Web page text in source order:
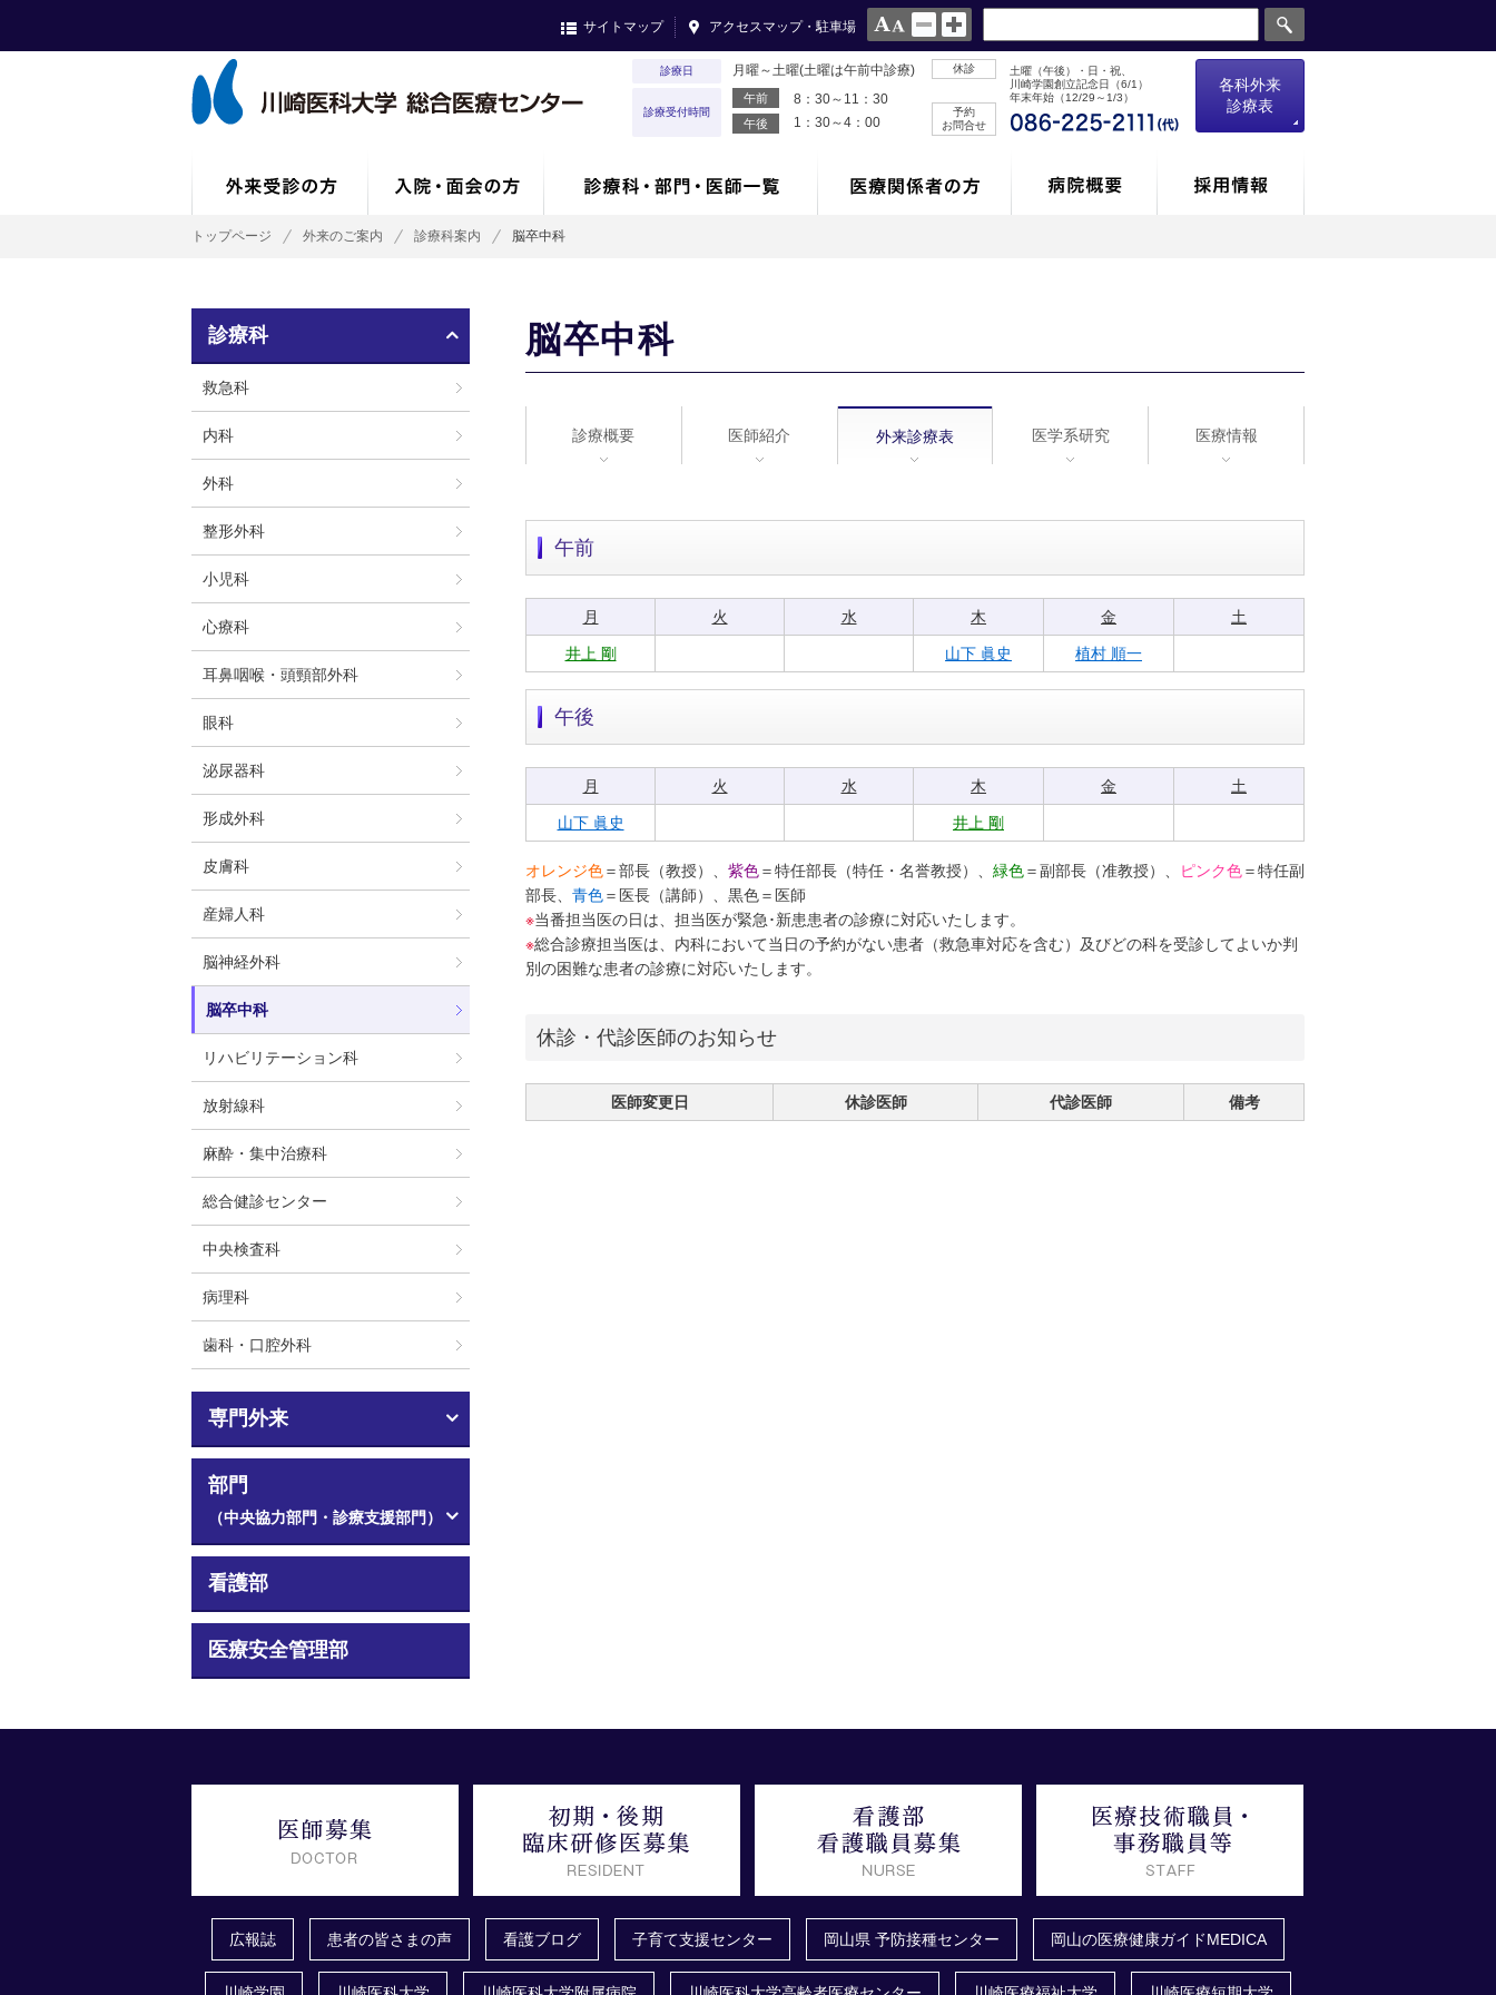
サイトマップ アクセスマップ・駐車場
診療日 月曜～土曜(土曜は午前中診療)
診療受付時間
午前 8：30～11：30
午後 1：30～4：00
休診
土曜（午後）・日・祝、
川崎学園創立記念日（6/1）
年末年始（12/29～1/3）
予約
お問合せ
各科外来
診療表
トップページ 外来のご案内 診療科案内 脳卒中科
脳卒中科
診療概要 医師紹介 外来診療表 医学系研究 医療情報
午前
月 火 水 木 金 土
井上 剛 山下 眞史 植村 順一
午後
月 火 水 木 金 土
山下 眞史 井上 剛
オレンジ色＝部長（教授）、 紫色＝特任部長（特任・名誉教授）、 緑色＝副部長（准教授）、 ピンク色＝特任副
部長、 青色＝医長（講師）、黒色＝医師
※当番担当医の日は、担当医が緊急･新患患者の診療に対応いたします。
※総合診療担当医は、内科において当日の予約がない患者（救急車対応を含む）及びどの科を受診してよいか判
別の困難な患者の診療に対応いたします。
休診・代診医師のお知らせ
医師変更日 休診医師 代診医師 備考
診療科
救急科
内科
外科
整形外科
小児科
心療科
耳鼻咽喉・頭頸部外科
眼科
泌尿器科
形成外科
皮膚科
産婦人科
脳神経外科
脳卒中科
リハビリテーション科
放射線科
麻酔・集中治療科
総合健診センター
中央検査科
病理科
歯科・口腔外科
専門外来
部門
（中央協力部門・診療支援部門）
看護部
医療安全管理部
広報誌 患者の皆さまの声 看護ブログ 子育て支援センター 岡山県 予防接種センター 岡山の医療健康ガイドMEDICA